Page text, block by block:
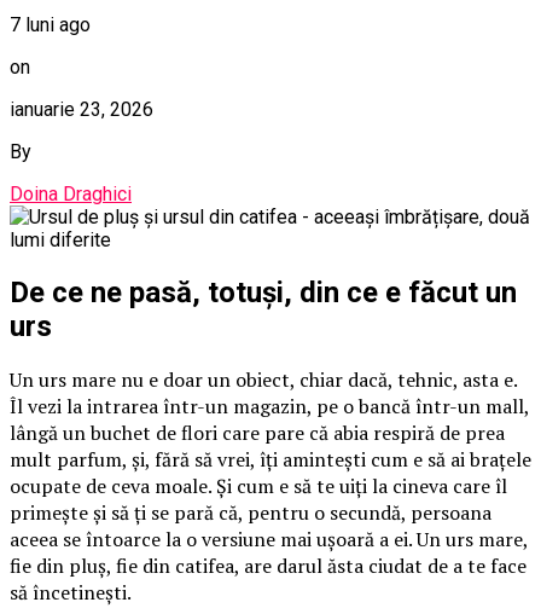
7 luni ago
on
ianuarie 23, 2026
By
Doina Draghici
De ce ne pasă, totuși, din ce e făcut un
urs
Un urs mare nu e doar un obiect, chiar dacă, tehnic, asta e.
Îl vezi la intrarea într-un magazin, pe o bancă într-un mall,
lângă un buchet de flori care pare că abia respiră de prea
mult parfum, și, fără să vrei, îți amintești cum e să ai brațele
ocupate de ceva moale. Și cum e să te uiți la cineva care îl
primește și să ți se pară că, pentru o secundă, persoana
aceea se întoarce la o versiune mai ușoară a ei. Un urs mare,
fie din pluș, fie din catifea, are darul ăsta ciudat de a te face
să încetinești.